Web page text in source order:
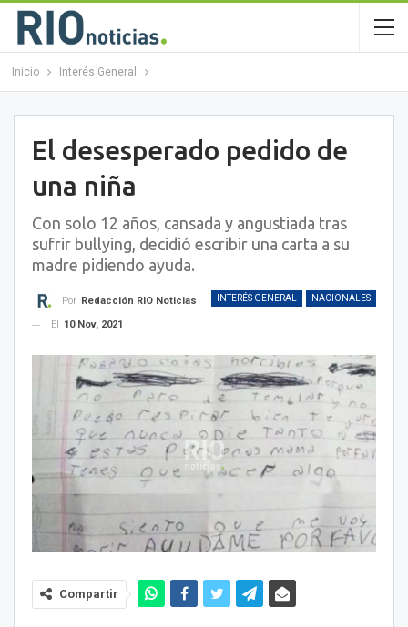
Inicio Interés General
El desesperado pedido de
una niña
Con solo 12 años, cansada y angustiada tras
sufrir bullying, decidió escribir una carta a su
madre pidiendo ayuda.
INTERÉS GENERAL NACIONALES
Por Redacción RIO Noticias
El
10 Nov, 2021
Compartir